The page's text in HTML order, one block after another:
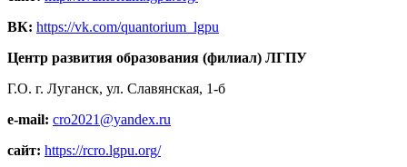
ВК: https://vk.com/quantorium_lgpu
Центр развития образования (филиал) ЛГПУ
Г.О. г. Луганск, ул. Славянская, 1-б
e-mail: cro2021@yandex.ru
сайт: https://rcro.lgpu.org/